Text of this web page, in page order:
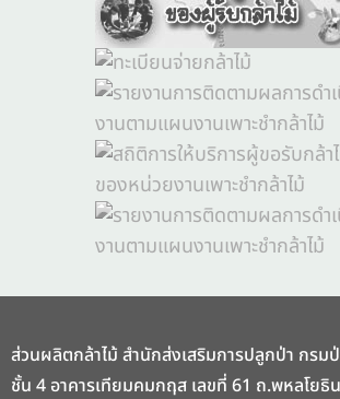
ส่วนผลิตกล้าไม้ สำนักส่งเสริมการปลูกป่า กรมป่
ชั้น 4 อาคารเทียมคมกฤส เลขที่ 61 ถ.พหลโย